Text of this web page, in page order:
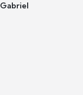
Gabriel